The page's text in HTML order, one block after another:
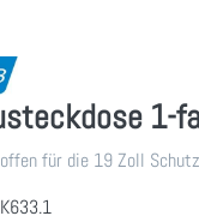
1-
für die 19 Zoll